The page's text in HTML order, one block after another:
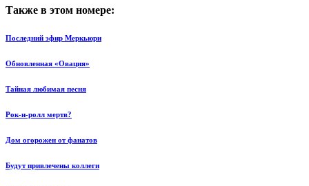
Также в этом номере:
Последний эфир Меркьюри
Обновленная «Овация»
Тайная любимая песня
Рок-н-ролл мертв?
Дом огорожен от фанатов
Будут привлечены коллеги